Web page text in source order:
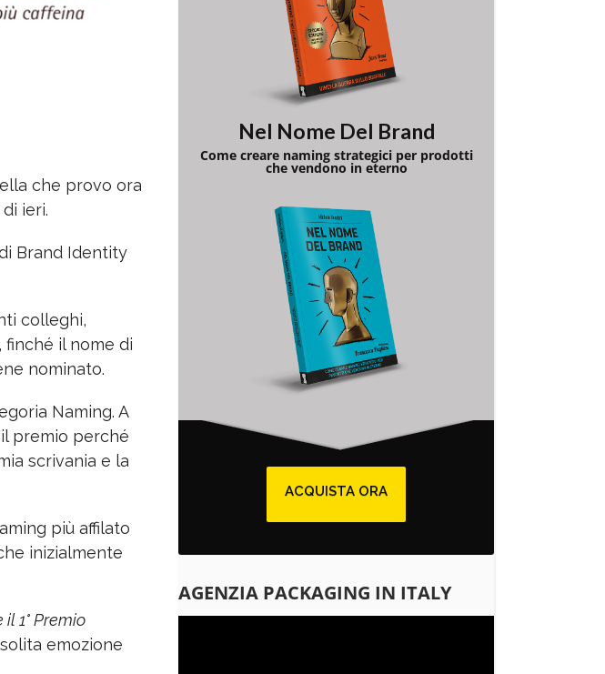
che provo ora
ieri.
Brand Identity
colleghi,
il nome di
nominato.
Naming. A
premio perché
scrivania e la
più affilato
inizialmente
1° Premio
emozione
Nel Nome Del Brand
Come creare naming strategici per prodotti
che vendono in eterno
ACQUISTA ORA
AGENZIA PACKAGING IN ITALY